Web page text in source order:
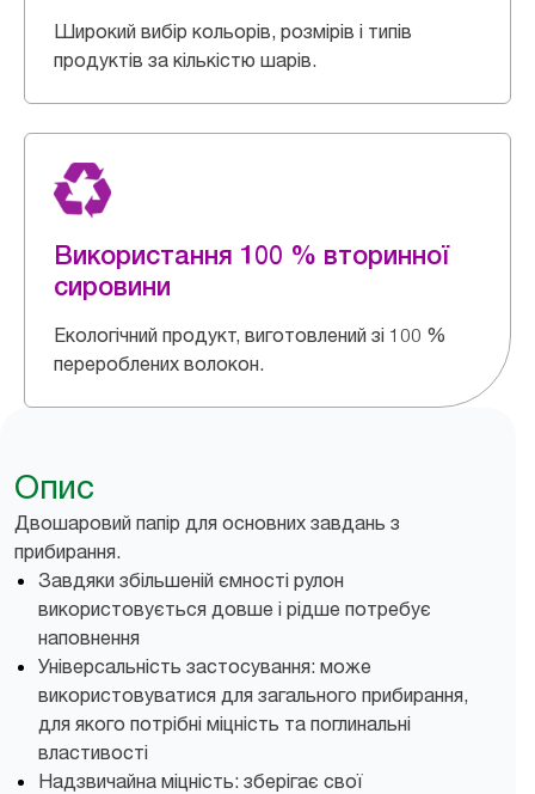
Широкий вибір кольорів, розмірів і типів
продуктів за кількістю шарів.
Використання 100 % вторинної
сировини
Екологічний продукт, виготовлений зі 100 %
перероблених волокон.
Опис
Двошаровий папір для основних завдань з
прибирання.
Завдяки збільшеній ємності рулон
використовується довше і рідше потребує
наповнення
Універсальність застосування: може
використовуватися для загального прибирання,
для якого потрібні міцність та поглинальні
властивості
Надзвичайна міцність: зберігає свої